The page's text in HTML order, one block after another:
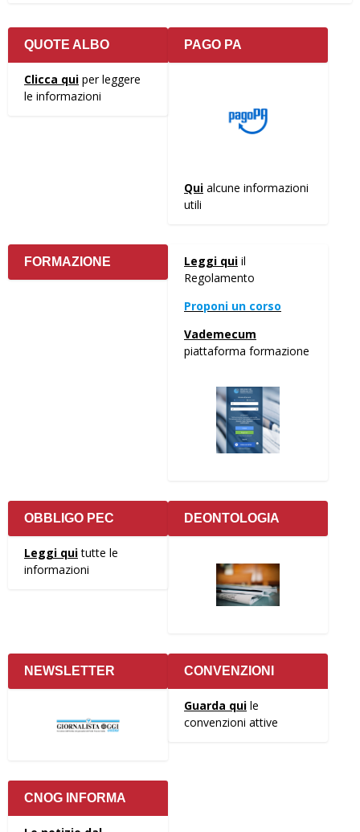
QUOTE ALBO
Clicca qui per leggere
le informazioni
PAGO PA
Qui alcune informazioni
utili
FORMAZIONE Leggi qui il
Regolamento
Proponi un corso
Vademecum
piattaforma formazione
OBBLIGO PEC
Leggi quitutte le
informazioni
DEONTOLOGIA
NEWSLETTER CONVENZIONI
Guarda qui le
convenzioni attive
CNOG INFORMA